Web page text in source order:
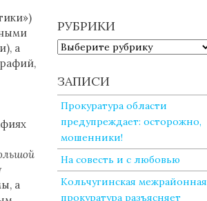
а
а
РУБРИКИ
РУБРИКИ
ЗАПИСИ
Прокуратура области
предупреждает: осторожно,
мошенники!
На совесть и с любовью
Кольчугинская межрайонная
прокуратура разъясняет